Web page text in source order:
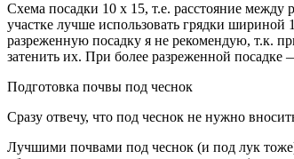
Схема посадки 10 х 15, т.е. расстояние
участке лучше использовать грядки
разреженную посадку я не рекомендую, т.к.
затенить их. При более разреженной посадке
Подготовка почвы под чеснок
Сразу отвечу, что под чеснок не нужно
Лучшими почвами под чеснок (и под лук